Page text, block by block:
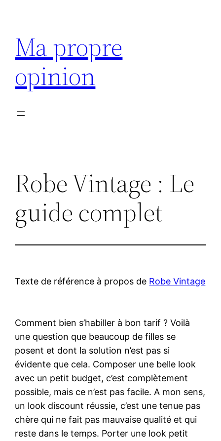
contenu
Ma propre
opinion
Robe Vintage : Le
guide complet
Texte de référence à propos de Robe Vintage
Comment bien s’habiller à bon tarif ? Voilà
une question que beaucoup de filles se
posent et dont la solution n’est pas si
évidente que cela. Composer une belle look
avec un petit budget, c’est complètement
possible, mais ce n’est pas facile. A mon sens,
un look discount réussie, c’est une tenue pas
chère qui ne fait pas mauvaise qualité et qui
reste dans le temps. Porter une look petit